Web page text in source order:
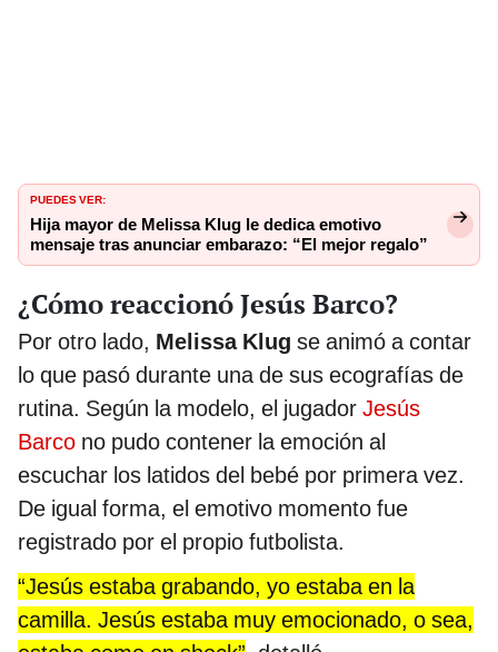
PUEDES VER:
Hija mayor de Melissa Klug le dedica emotivo
mensaje tras anunciar embarazo: “El mejor regalo”
¿Cómo reaccionó Jesús Barco?
Por otro lado, Melissa Klug se animó a contar
lo que pasó durante una de sus ecografías de
rutina. Según la modelo, el jugador Jesús
Barco no pudo contener la emoción al
escuchar los latidos del bebé por primera vez.
De igual forma, el emotivo momento fue
registrado por el propio futbolista.
“Jesús estaba grabando, yo estaba en la
camilla. Jesús estaba muy emocionado, o sea,